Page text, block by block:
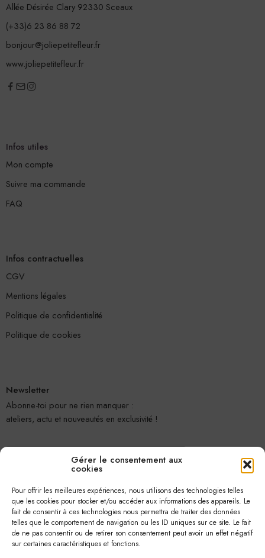
Gérer le consentement aux
cookies
Pour offrir les meilleures expériences, nous utilisons des technologies telles
que les cookies pour stocker et/ou accéder aux informations des appareils. Le
fait de consentir à ces technologies nous permettra de traiter des données
telles que le comportement de navigation ou les ID uniques sur ce site. Le fait
de ne pas consentir ou de retirer son consentement peut avoir un effet négatif
sur certaines caractéristiques et fonctions.
Allée Désirée Clary 92330 Sceaux
(+33)6 23 86 88 72
bonjour@joliepetitefleur.fr
www.joliepetitefleur.fr
Infos utiles
Mon compte
Suivre ma commande
FAQ
Infos contractuelles
CGV
Mentions légales
Politique de confidentialité
Politique de cookies
Newsletter
Abonne-toi pour ne rien manquer :
ateliers, actu et nouveautés en exclusivité !
Je m'abonne